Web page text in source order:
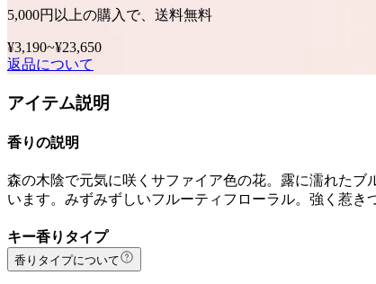
5,000円以上の購入で、送料無料
¥3,190~¥23,650
返品について
アイテム説明
香りの説明
森の木陰で元気に咲くサファイア色の花。露に濡れた
います。みずみずしいフルーティフローラル。強く惹き
キー香りタイプ
香りタイプについて